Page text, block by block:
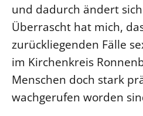
und dadurch ändert
Überrascht hat mich,
zurückliegenden Fälle
im Kirchenkreis
Menschen doch stark
wachgerufen worden